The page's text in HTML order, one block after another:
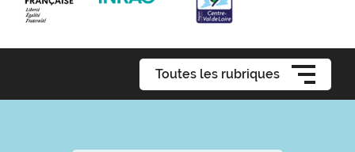
Toutes les rubriques